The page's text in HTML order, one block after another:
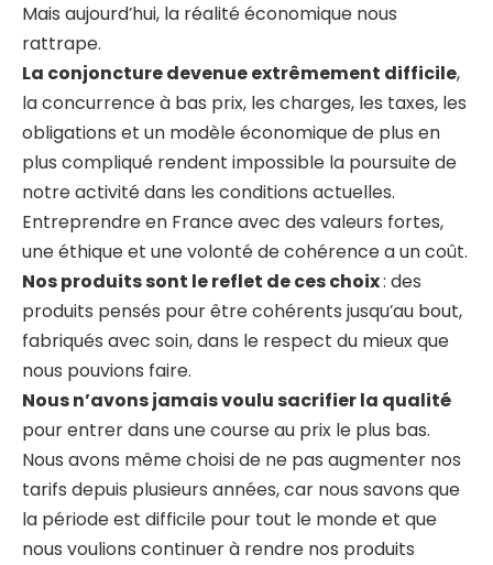
Mais aujourd’hui, la réalité économique nous
rattrape.
La conjoncture devenue extrêmement difficile,
la concurrence à bas prix, les charges, les taxes, les
obligations et un modèle économique de plus en
plus compliqué rendent impossible la poursuite de
notre activité dans les conditions actuelles.
Entreprendre en France avec des valeurs fortes,
une éthique et une volonté de cohérence a un coût.
Nos produits sont le reflet de ces choix: des
produits pensés pour être cohérents jusqu’au bout,
fabriqués avec soin, dans le respect du mieux que
nous pouvions faire.
Nous n’avons jamais voulu sacrifier la qualité
pour entrer dans une course au prix le plus bas.
Nous avons même choisi de ne pas augmenter nos
tarifs depuis plusieurs années, car nous savons que
la période est difficile pour tout le monde et que
nous voulions continuer à rendre nos produits